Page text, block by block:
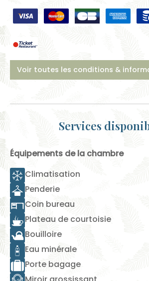
Voir toutes les conditions &
Services
Équipements de la chambre
Climatisation
Penderie
Coin bureau
Plateau de courtoisie
Bouilloire
Eau minérale
Porte bagage